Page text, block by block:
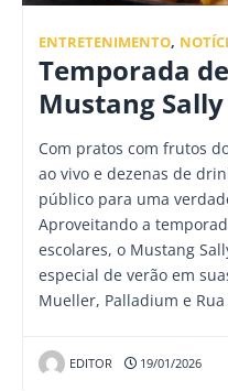
ENTRETENIMENTO,
Temporada
Mustang Sally
Com pratos com frutos
ao vivo e dezenas de
público para uma
Aproveitando a
escolares, o Mustang
especial de verão em
Mueller, Palladium e
EDITOR 19/01/2026